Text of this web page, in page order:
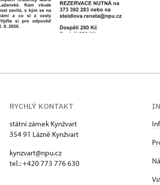
RYCHLÝ KONTAKT
státní zámek Kynžvart
354 91 Lázně Kynžvart
kynzvart@npu.cz
tel.: +420 773 776 630